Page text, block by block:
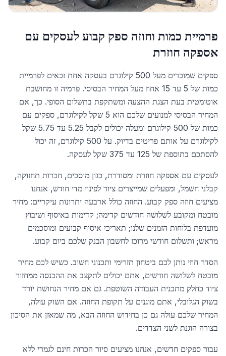
פרמיית כמות וחוזה ספק קבוע לעסקים עם
אספקה חוזרת
ספקים שמוכרים מעל 500 קילוגרם בעסקה אחת זכאים לפרמיית
כמות של 5 עד 15 אחוז מעל המחיר הבסיסי. פרמיה זו מחושבת
אוטומטית בעת הצגת ההצעה ומשתקפת בתשלום הסופי. כך, אם
המחיר הבסיסי למנועים שלכם הוא 5 שקל לקילוגרם, ספקים עם
כמות של 500 קילוגרם ומעלה יכולים לקבל 5.25 עד 5.75 שקל
לקילוגרם על אותם פריטים בדיוק. על 500 קילוגרם, זה יכול
להסתכם בתוספת של 125 עד 375 שקל לעסקה.
לעסקים עם אספקה חוזרת ומסודרת, כגון מוסכים, חברות תחזוקה,
קבלני חשמל, ומפעלים שמייצרים ציוד לפינוי מדי חודש, אנחנו
מציעים חוזה ספק קבוע. החוזה כולל ארבעה יתרונות עיקריים: מחיר
מובטח ומקובע לשלושה חודשים קדימה; קדימות באיסוף ושיבוץ
מועדפת בלוחות הזמנים שלנו; תאריכי איסוף קבועים ומוסכמים
מראש; ותשלום חודשי מרוכז לחשבון הבנק שלכם ביום קבוע.
הסדר חוזי נותן לכם ביטחון תזרימי ותכנוני חשוב. כשיש לכם מחיר
מובטח לשלושה חודשים, אתם יכולים לתקצב את ההכנסה ממחזור
ציוד כחלק מתכנית העבודה השוטפת. גם אם מחיר הנחושת יורד
בשוק הגלובלי, אתם מוגנים על תקופת החוזה. אם השוק עולה,
המחיר שלכם עולה גם כן בחידוש החוזה הבא, מה שמאזן את הסיכון
בצורה הוגנת לשני הצדדים.
עבור ספקים חדשים, אנחנו מציעים סיור הכרות חינם לגמרי ללא